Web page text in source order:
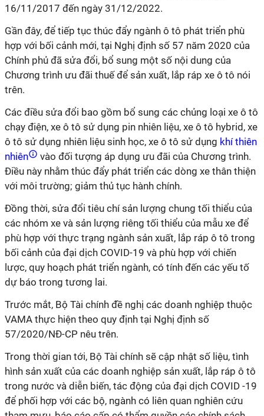
16/11/2017 đến ngày 31/12/2022.
Gần đây, để tiếp tục thúc đẩy ngành ô tô phát triển phù
hợp với bối cảnh mới, tại Nghị định số 57 năm 2020 của
Chính phủ đã sửa đổi, bổ sung một số nội dung của
Chương trình ưu đãi thuế để sản xuất, lắp ráp xe ô tô nói
trên.
Các điều sửa đổi bao gồm bổ sung các chủng loại xe ô tô
chạy điện, xe ô tô sử dụng pin nhiên liệu, xe ô tô hybrid, xe
ô tô sử dụng nhiên liệu sinh học, xe ô tô sử dụng khí thiên
nhiên
vào đối tượng áp dụng ưu đãi của Chương trình.
Điều này nhằm thúc đẩy phát triển các dòng xe thân thiện
với môi trường; giảm thủ tục hành chính.
Đồng thời, sửa đổi tiêu chí sản lượng chung tối thiểu của
các nhóm xe và sản lượng riêng tối thiểu của mẫu xe để
phù hợp với thực trạng ngành sản xuất, lắp ráp ô tô trong
bối cảnh của đại dịch COVID-19 và phù hợp với chiến
lược, quy hoạch phát triển ngành, có tính đến các yếu tố
dự báo trong tương lai.
Trước mắt, Bộ Tài chính đề nghị các doanh nghiệp thuộc
VAMA thực hiện theo quy định tại Nghị định số
57/2020/NĐ-CP nêu trên.
Trong thời gian tới, Bộ Tài chính sẽ cập nhật số liệu, tình
hình sản xuất của các doanh nghiệp sản xuất, lắp ráp ô tô
trong nước và diễn biến, tác động của đại dịch COVID -19
để phối hợp với các bộ, ngành có liên quan nghiên cứu